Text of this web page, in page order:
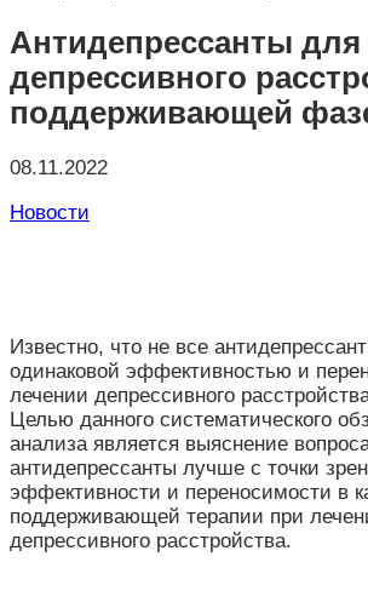
Антидепрессанты для
депрессивного
поддерживающей
08.11.2022
Новости
Известно, что не все
одинаковой эффективностью и
лечении депрессивного
Целью данного систематического
анализа является выяснение
антидепрессанты лучше с точки
эффективности и переносимости в
поддерживающей терапии при
депрессивного расстройства.